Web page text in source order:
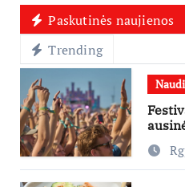
Paskutinės naujienos
Trending